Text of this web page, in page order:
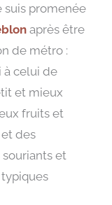
suis promenée
après être
de métro :
à celui de
et mieux
fruits et
des
et